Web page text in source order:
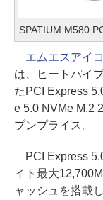
SPATIUM M580
エムエスアイ
は、ヒートパイ
たPCI Express
e 5.0 NVMe M.2
プンプライス。
PCI Express
イト最大
ャッシュを搭載